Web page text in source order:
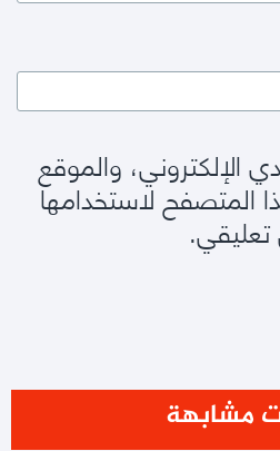
الإلكتروني، والموقع
المتصفح لاستخدامها
تعليقي.
مشابهة